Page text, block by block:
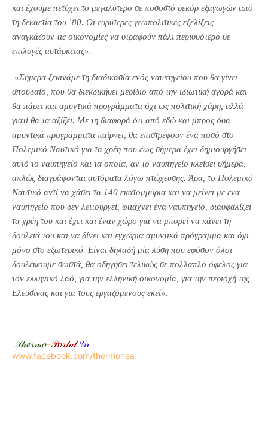
και έχουμε πετύχει το μεγαλύτερο σε ποσοστό ρεκόρ εξαγωγών από
τη δεκαετία του ΄80. Οι ευρύτερες γεωπολιτικές εξελίξεις
αναγκάζουν τις οικονομίες να στραφούν πάλι περισσότερο σε
επιλογές αυτάρκειας».
«Σήμερα ξεκινάμε τη διαδικασία ενός ναυπηγείου που θα γίνει
σπουδαίο, που θα διεκδικήσει μερίδιο από την ιδιωτική αγορά και
θα πάρει και αμυντικά προγράμματα όχι ως πολιτική χάρη, αλλά
γιατί θα τα αξίζει. Με τη διαφορά ότι από εδώ και μπρος όσα
αμυντικά προγράμματα παίρνει, θα επιστρέφουν ένα ποσό στο
Πολεμικό Ναυτικό για τα χρέη που έως σήμερα έχει δημιουργήσει
αυτό το ναυπηγείο και τα οποία, αν το ναυπηγείο κλείσει σήμερα,
απλώς διαγράφονται αυτόματα λόγω πτώχευσης. Άρα, το Πολεμικό
Ναυτικό αντί να χάσει τα 140 εκατομμύρια και να μείνει με ένα
ναυπηγείο που δεν λειτουργεί, φτιάχνει ένα ναυπηγείο, διασφαλίζει
τα χρέη του και έχει και έναν χώρο για να μπορεί να κάνει τη
δουλειά του και να δίνει και εγχώρια αμυντικά πρόγραμμα και όχι
μόνο στο εξωτερικό. Είναι δηλαδή μία λύση που εφόσον όλοι
δουλέψουμε σωστά, θα οδηγήσει τελικώς σε πολλαπλό όφελος για
τον ελληνικό λαό, για την ελληνική οικονομία, για την περιοχή της
Ελευσίνας και για τους εργαζόμενους εκεί».
𝒯𝒽𝑒𝓇𝓂𝑜-𝒫𝑜𝓇𝓉𝒶𝓁.𝒢𝓇
www.facebook.com/thermonea